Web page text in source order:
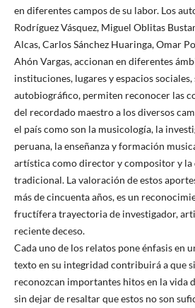
en diferentes campos de su labor. Los
Rodríguez Vásquez, Miguel Oblitas
Alcas, Carlos Sánchez Huaringa, Omar
Ahón Vargas, accionan en diferentes
instituciones, lugares y espacios
autobiográfico, permiten reconocer las
del recordado maestro a los diversos
el país como son la musicología, la
peruana, la enseñanza y formación
artística como director y compositor y la
tradicional. La valoración de estos
más de cincuenta años, es un
fructífera trayectoria de investigador,
reciente deceso.
Cada uno de los relatos pone énfasis en
texto en su integridad contribuirá a que
reconozcan importantes hitos en la vida
sin dejar de resaltar que estos no son